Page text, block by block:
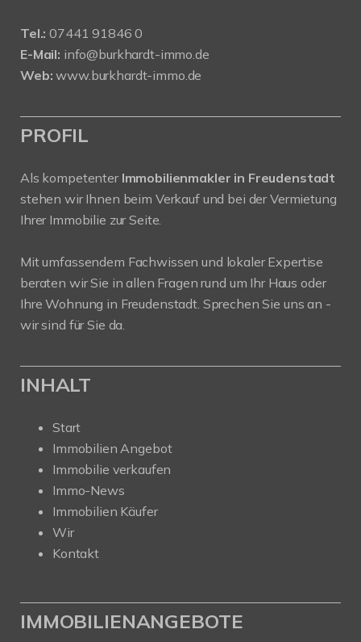
Tel.: 07441 91846 0
E-Mail: info@burkhardt-immo.de
Web: www.burkhardt-immo.de
PROFIL
Als kompetenter Immobilienmakler in Freudenstadt
stehen wir Ihnen beim Verkauf und bei der Vermietung
Ihrer Immobilie zur Seite.
Mit umfassendem Fachwissen und lokaler Expertise
beraten wir Sie in allen Fragen rund um Ihr Haus oder
Ihre Wohnung in Freudenstadt. Sprechen Sie uns an -
wir sind für Sie da.
INHALT
Start
Immobilien Angebot
Immobilie verkaufen
Immo-News
Immobilien Käufer
Wir
Kontakt
IMMOBILIENANGEBOTE